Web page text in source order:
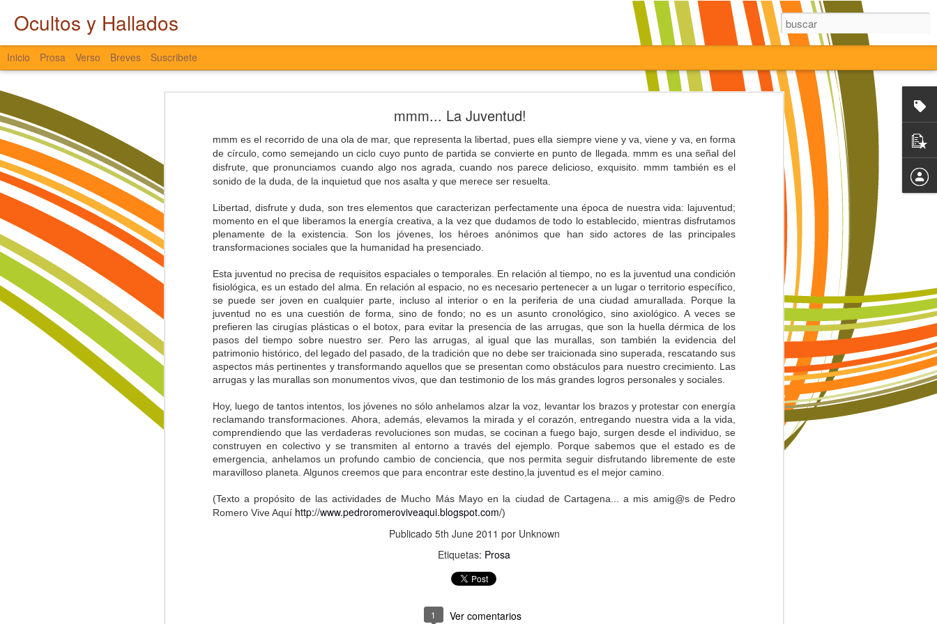
mmm... La Juventud!
mmm es el recorrido de una ola de mar, que representa la libertad, pues ella siempre viene y va, viene y va, en forma
de círculo, como semejando un ciclo cuyo punto de partida se convierte en punto de llegada. mmm es una señal del
disfrute, que pronunciamos cuando algo nos agrada, cuando nos parece delicioso, exquisito. mmm también es el
sonido de la duda, de la inquietud que nos asalta y que merece ser resuelta.
Libertad, disfrute y duda, son tres elementos que caracterizan perfectamente una época de nuestra vida: lajuventud;
momento en el que liberamos la energía creativa, a la vez que dudamos de todo lo establecido, mientras disfrutamos
plenamente de la existencia. Son los jóvenes, los héroes anónimos que han sido actores de las principales
transformaciones sociales que la humanidad ha presenciado.
Esta juventud no precisa de requisitos espaciales o temporales. En relación al tiempo, no es la juventud una condición
fisiológica, es un estado del alma. En relación al espacio, no es necesario pertenecer a un lugar o territorio específico,
se puede ser joven en cualquier parte, incluso al interior o en la periferia de una ciudad amurallada. Porque la
juventud no es una cuestión de forma, sino de fondo; no es un asunto cronológico, sino axiológico. A veces se
prefieren las cirugías plásticas o el botox, para evitar la presencia de las arrugas, que son la huella dérmica de los
pasos del tiempo sobre nuestro ser. Pero las arrugas, al igual que las murallas, son también la evidencia del
patrimonio histórico, del legado del pasado, de la tradición que no debe ser traicionada sino superada, rescatando sus
aspectos más pertinentes y transformando aquellos que se presentan como obstáculos para nuestro crecimiento. Las
arrugas y las murallas son monumentos vivos, que dan testimonio de los más grandes logros personales y sociales.
Hoy, luego de tantos intentos, los jóvenes no sólo anhelamos alzar la voz, levantar los brazos y protestar con energía
reclamando transformaciones. Ahora, además, elevamos la mirada y el corazón, entregando nuestra vida a la vida,
comprendiendo que las verdaderas revoluciones son mudas, se cocinan a fuego bajo, surgen desde el individuo, se
construyen en colectivo y se transmiten al entorno a través del ejemplo. Porque sabemos que el estado es de
emergencia, anhelamos un profundo cambio de conciencia, que nos permita seguir disfrutando libremente de este
maravilloso planeta. Algunos creemos que para encontrar este destino,la juventud es el mejor camino.
(Texto a propósito de las actividades de Mucho Más Mayo en la ciudad de Cartagena... a mis amig@s de Pedro
Romero Vive Aquí http://www.pedroromeroviveaqui.blogspot.com/)
Publicado 5th June 2011 por Unknown
Etiquetas: Prosa
1 Ver comentarios
Ocultos y Hallados
Inicio Prosa Verso Breves Suscribete
Entretiempo
LATAM hacia Cali
Castlevania
Nostalgia
El Pájaro y el Viento
Miscelánea a Destiempo
Ocultos y Hallados
Formas en las Rocas
Lo Invisible
es agua que no fluye y no avanza,
que se queda quieta y se estanca,
que entre sodio y cloro colapsa,
que de los ojos no escapa,
que, aunque el entorno presione,
ni la tristeza la saca.
El agua se torna espesa y se seca,
se libera con fuerza, en señal de protesta,
nostalgia viscosa de pasados sin puertas,
años perdidos que se fueron de fiesta,
caminos fragmentados y transformados,
son huellas borradas del alma,
paisajes sin aura que nadie restaura.
Y yo que pensaba, que todo podía
sanarse con paciencia y con calma,
buscando raíces en tierras ajadas,
trayendo semillas de áreas curadas,
cortando el origen de las amenazas,
huyendo sin prisa a zonas lejanas,
llevando en la espalda lo que llamamos casa,
cargando en la espalda... el tiempo que pasa.